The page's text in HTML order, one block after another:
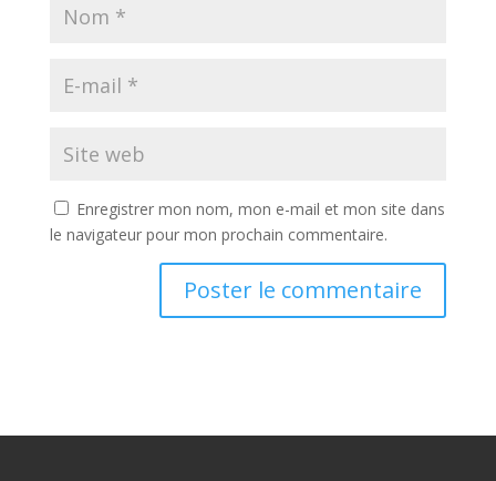
Enregistrer mon nom, mon e-mail et mon site dans
le navigateur pour mon prochain commentaire.